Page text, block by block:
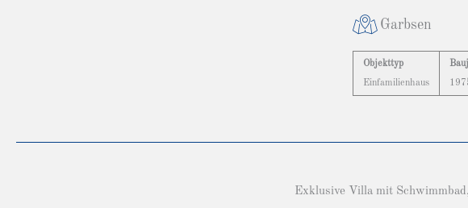
Garbsen
Objekttyp
Einfamilienhaus
Exklusive Villa mit